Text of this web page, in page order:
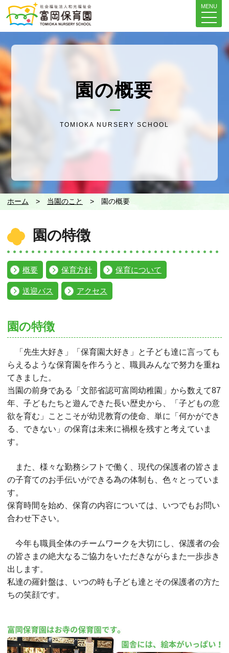
MENU
園の概要
TOMIOKA NURSERY SCHOOL
ホーム > 当園のこと > 園の概要
園の特徴
概要 保育方針 保育について
送迎バス アクセス
園の特徴
「先生大好き」「保育園大好き」と子ども達に言っても
らえるような保育園を作ろうと、職員みんなで努力を重ね
てきました。
当園の前身である「文部省認可富岡幼稚園」から数えて87
年、子どもたちと遊んできた長い歴史から、「子どもの意
欲を育む」ことこそが幼児教育の使命、単に「何かができ
る、できない」の保育は未来に禍根を残すと考えていま
す。
また、様々な勤務シフトで働く、現代の保護者の皆さま
の子育てのお手伝いができる為の体制も、色々とっていま
す。
保育時間を始め、保育の内容については、いつでもお問い
合わせ下さい。
今年も職員全体のチームワークを大切にし、保護者の会
の皆さまの絶大なるご協力をいただきながらまた一歩歩き
出します。
私達の羅針盤は、いつの時も子ども達とその保護者の方た
ちの笑顔です。